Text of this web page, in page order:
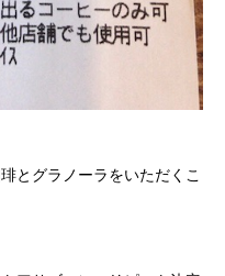
とグラノーラをいただくこ